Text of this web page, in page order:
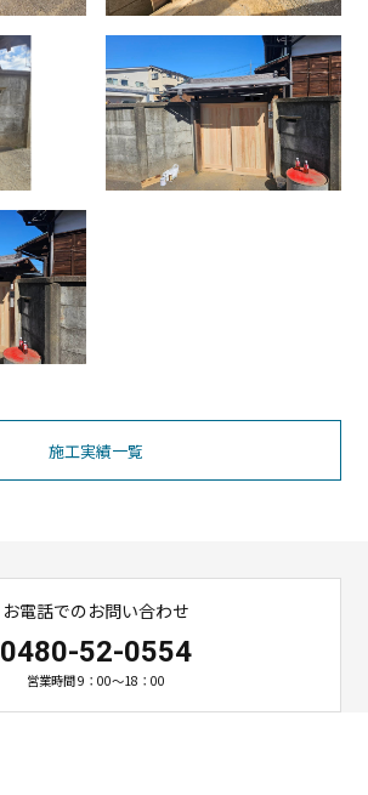
施工実績一覧
お電話でのお問い合わせ
0480-52-0554
営業時間 9：00～18：00